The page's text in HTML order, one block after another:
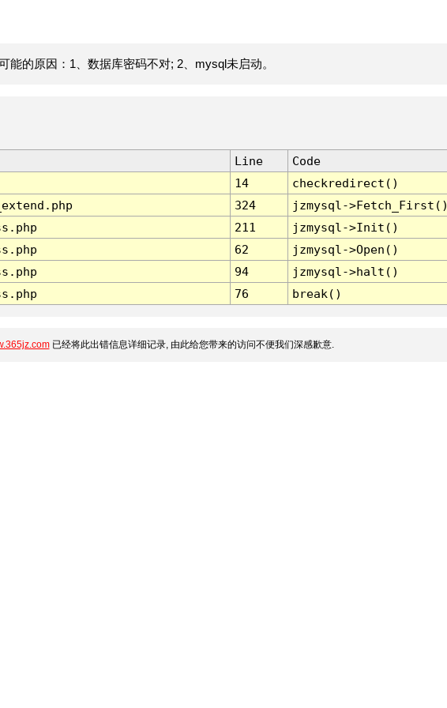
能的原因：1、数据库密码不对; 2、mysql未启动。
Line
Code
14
checkredirect()
324
jzmysql-
211
jzmysql->Init()
62
jzmysql->Open()
94
jzmysql->halt()
76 break()
已经将此出错信息详细记录, 由此给您带来的访问不便我们深感歉意.